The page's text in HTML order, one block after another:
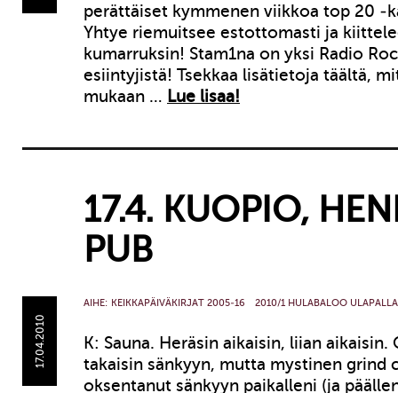
perättäiset kymmenen viikkoa top 20 -
Yhtye riemuitsee estottomasti ja
kumarruksin! Stam1na on yksi Radio
esiintyjistä! Tsekkaa lisätietoja täältä,
mukaan … Lue lisaa!
17.4. KUOPIO,
PUB
17.04.2010
AIHE: KEIKKAPÄIVÄKIRJAT 2005-16 2010/1 HULABALOO ULAPALLA
K: Sauna. Heräsin aikaisin, liian aikaisin.
takaisin sänkyyn, mutta mystinen grind
oksentanut sänkyyn paikalleni (ja